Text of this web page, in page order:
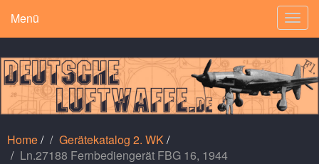
Menü
Home/ Gerätekatalog 2. WK/
Ln.27188 Fernbediengerät FBG 16, 1944